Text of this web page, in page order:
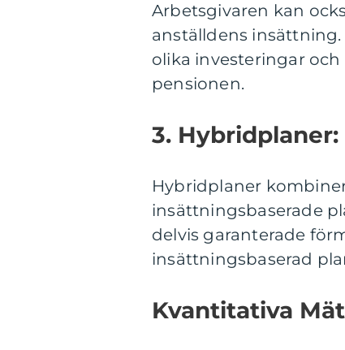
Arbetsgivaren kan
anställdens
olika investeringar
pensionen.
3. Hybridplaner:
Hybridplaner
insättningsbaserade
delvis garanterade
insättningsbaserad
Kvantitativa